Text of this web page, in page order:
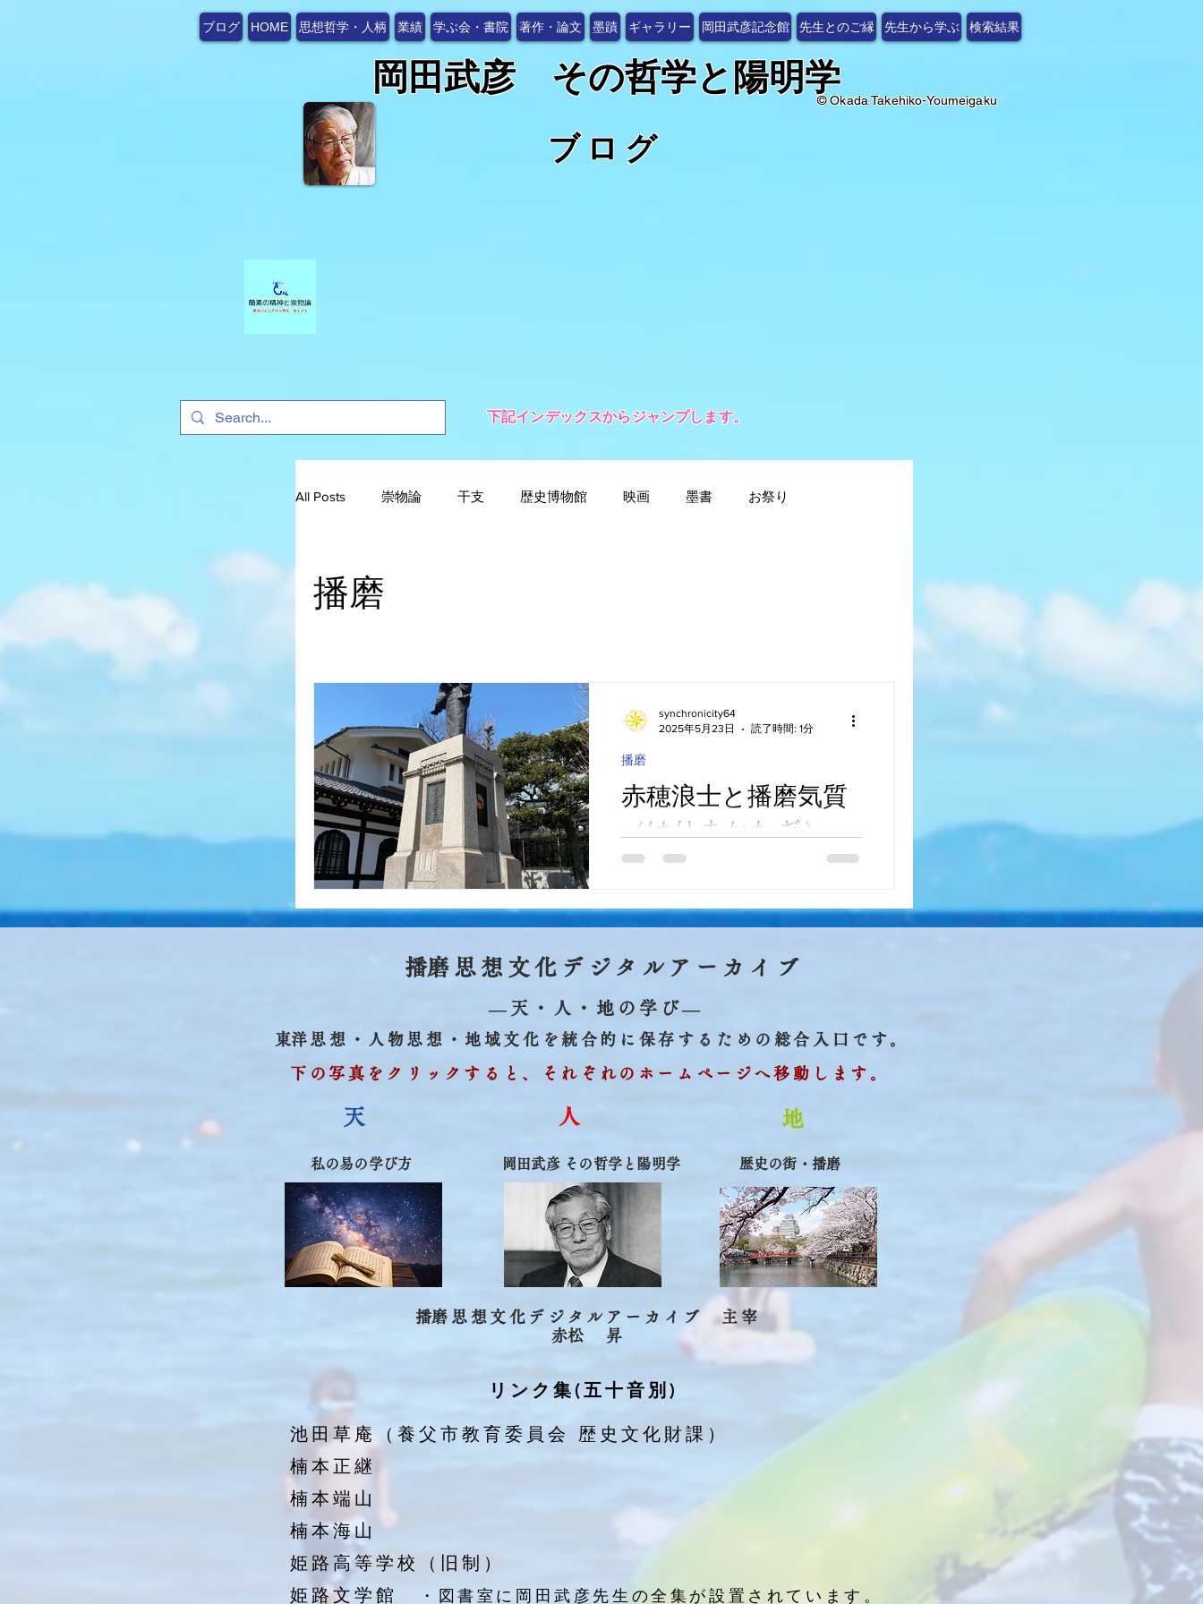
ブログ HOME 思想哲学・人柄 業績 学ぶ会・書院 著作・論文 墨蹟 ギャラリー 岡田武彦記念館 先生とのご縁 先生から学ぶ 検索結果
岡田武彦 その哲学と陽明学
​© Okada Takehiko-Youmeigaku
​下記インデックスからジャンプします。
​ブログ
All Posts 崇物論 干支 歴史博物館 映画 墨書 お祭り
戦争と平和 小泉八雲
播磨
赤穂浪士と播磨気質
（はりまかたぎ）
播磨
synchronicity64
2025年5月23日
読了時間: 1分
​播磨思想文化デジタルアーカイブ
​―天・人・地の学び―
​東洋思想・人物思想・地域文化を統合的に保存するための総合入口です。
下の写真をクリックすると、それぞれのホームページへ移動します。
​天
​私の易の学び方
​人
​岡田武彦 その哲学と陽明学 ​歴史の街・播磨
地
​播磨思想文化デジタルアーカイブ 主宰
​赤松 昇
リンク集(五十音別)
池田草庵（養父市教育委員会 歴史文化財課）
楠本正継
楠本端山
楠本海山
姫路高等学校（旧制）
姫 路文学館 ・図書室に岡田武彦先生の全集が設置されています。